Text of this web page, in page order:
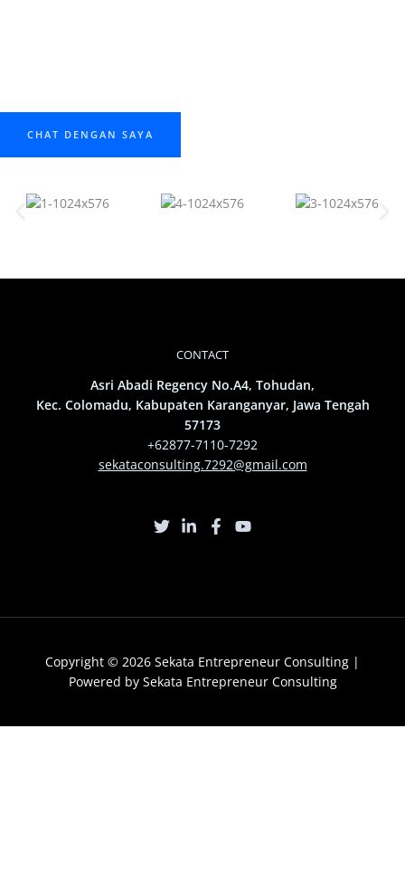
CHAT DENGAN SAYA
CONTACT
Asri Abadi Regency No.A4, Tohudan,
Kec. Colomadu, Kabupaten Karanganyar, Jawa Tengah
57173
+62877-7110-7292
sekataconsulting.7292@gmail.com
Copyright © 2026 Sekata Entrepreneur Consulting |
Powered by Sekata Entrepreneur Consulting